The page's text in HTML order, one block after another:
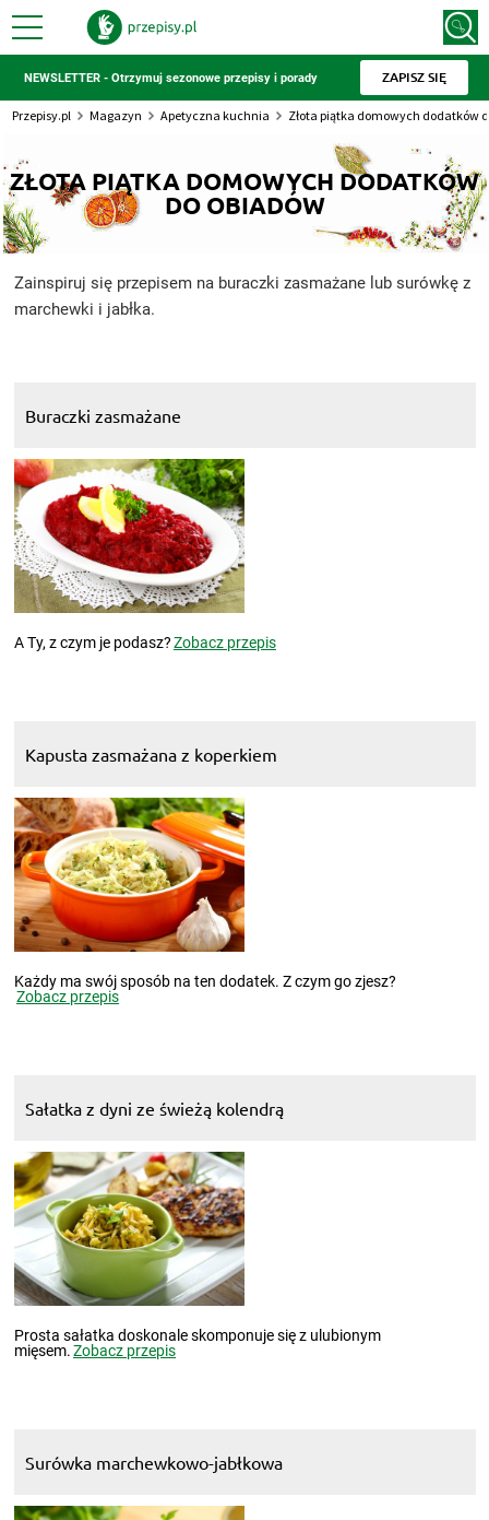
NEWSLETTER - Otrzymuj sezonowe przepisy i porady ZAPISZ SIĘ
Przepisy.pl Magazyn Apetyczna kuchnia Złota piątka domowych dodatków
ZŁOTA PIĄTKA DOMOWYCH DODATKÓW
DO OBIADÓW
Zainspiruj się przepisem na buraczki zasmażane lub surówkę z
marchewki i jabłka.
Buraczki zasmażane
A Ty, z czym je podasz?Zobacz przepis
Kapusta zasmażana z koperkiem
Każdy ma swój sposób na ten dodatek. Z czym go zjesz?
Zobacz przepis
Sałatka z dyni ze świeżą kolendrą
Prosta sałatka doskonale skomponuje się z ulubionym
mięsem.Zobacz przepis
Surówka marchewkowo-jabłkowa